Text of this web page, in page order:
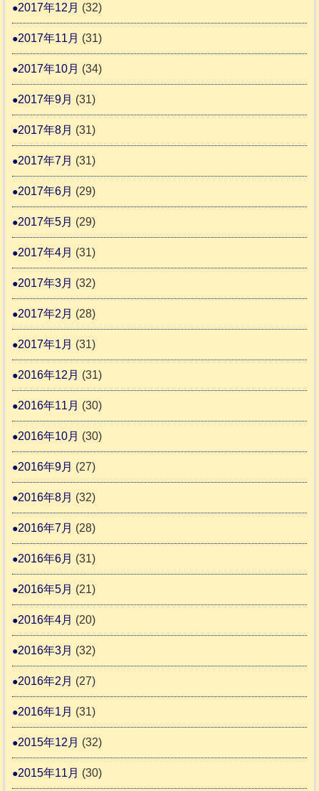
2017年12月 (32)
2017年11月 (31)
2017年10月 (34)
2017年9月 (31)
2017年8月 (31)
2017年7月 (31)
2017年6月 (29)
2017年5月 (29)
2017年4月 (31)
2017年3月 (32)
2017年2月 (28)
2017年1月 (31)
2016年12月 (31)
2016年11月 (30)
2016年10月 (30)
2016年9月 (27)
2016年8月 (32)
2016年7月 (28)
2016年6月 (31)
2016年5月 (21)
2016年4月 (20)
2016年3月 (32)
2016年2月 (27)
2016年1月 (31)
2015年12月 (32)
2015年11月 (30)